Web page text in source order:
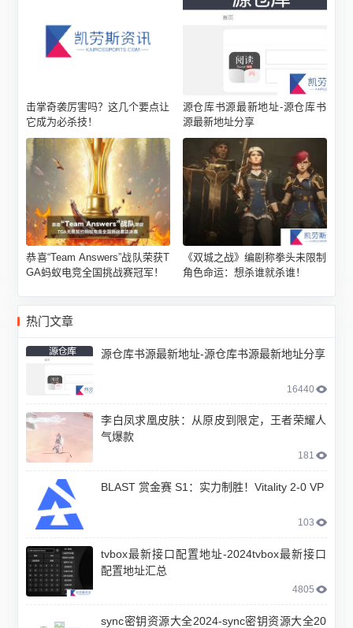
击掌奇袭厉害吗？这几个要点让
它成为必杀技！
源仓库书源最新地址-源仓库书
源最新地址分享
恭喜“Team Answers”战队荣获T
GA蚂蚁电竞全国挑战赛冠军！
《双城之战》编剧称拳头未限制
角色命运：想杀谁就杀谁！
热门文章
源仓库书源最新地址-源仓库书源最新地址分享
16440
李白凤求凰皮肤：从原皮到限定，王者荣耀人
气爆款
181
BLAST 赏金赛 S1：实力制胜！Vitality 2-0 VP
103
tvbox最新接口配置地址-2024tvbox最新接口
配置地址汇总
4805
sync密钥资源大全2024-sync密钥资源大全20